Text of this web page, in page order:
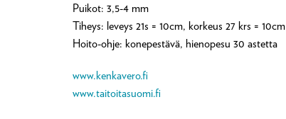
Puikot: 3,5-4 mm
Tiheys: leveys 21s = 10cm, korkeus 27 krs = 10cm
Hoito-ohje: konepestävä, hienopesu 30 astetta
www.kenkavero.fi
www.taitoitasuomi.fi